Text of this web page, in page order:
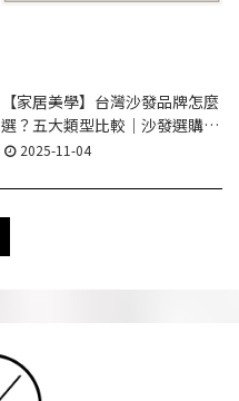
【家居美學】台灣沙發品牌怎麼
選？五大類型比較｜沙發選購重
點與使用情境分析
2025-11-04